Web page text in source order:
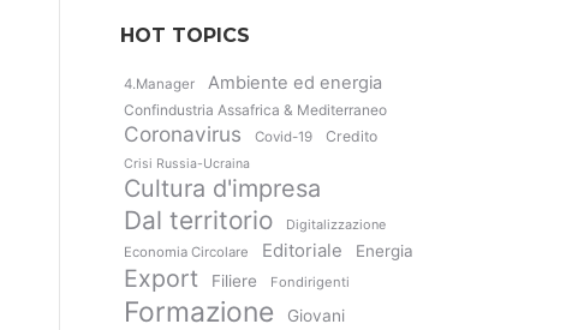
HOT TOPICS
4.Manager Ambiente ed energia
Confindustria Assafrica & Mediterraneo
Coronavirus Covid-19 Credito
Crisi Russia-Ucraina
Cultura d'impresa
Dal territorio
Digitalizzazione
Economia Circolare
Editoriale Energia
Export Filiere Fondirigenti
Formazione
Giovani